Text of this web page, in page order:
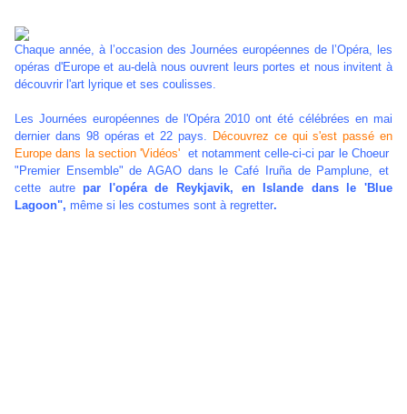
Chaque année, à l’occasion des Journées européennes de l’Opéra, les
opéras d'Europe et au-delà nous ouvrent leurs portes et nous invitent à
découvrir l'art lyrique et ses coulisses.
Les Journées européennes de l'Opéra 2010 ont été célébrées en mai
dernier dans 98 opéras et 22 pays. Découvrez ce qui s'est passé en
Europe dans la section 'Vidéos' et notamment celle-ci-ci par le Choeur
"Premier Ensemble" de AGAO dans le Café Iruña de Pamplune, et
cette autrepar l'opéra de Reykjavik, en Islande dans le 'Blue
Lagoon", même si les costumes sont à regretter.